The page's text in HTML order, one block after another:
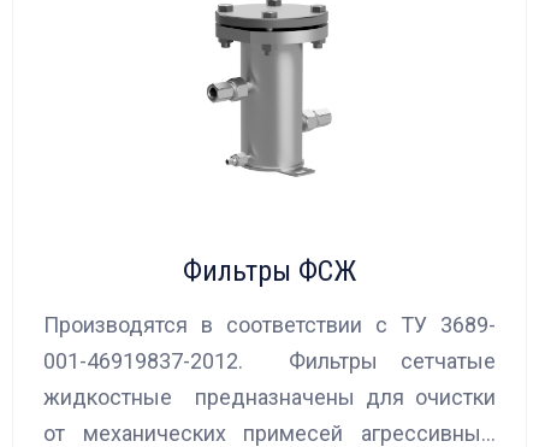
Фильтры ФСЖ
Производятся в соответствии с ТУ 3689-
001-46919837-2012. Фильтры сетчатые
жидкостные предназначены для очистки
от механических примесей агрессивных,